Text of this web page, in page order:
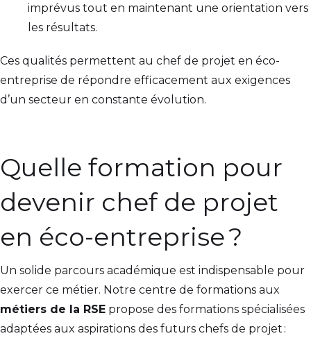
imprévus tout en maintenant une orientation vers
les résultats.
Ces qualités permettent au chef de projet en éco-
entreprise de répondre efficacement aux exigences
d’un secteur en constante évolution.
Quelle formation pour
devenir chef de projet
en éco-entreprise ?
Un solide parcours académique est indispensable pour
exercer ce métier. Notre centre de formations aux
métiers de la RSE propose des formations spécialisées
adaptées aux aspirations des futurs chefs de projet :